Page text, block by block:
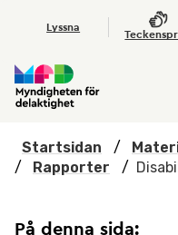
Hoppa till
Lyssna
Startsidan /
/
Rapporter /
På denna sida: